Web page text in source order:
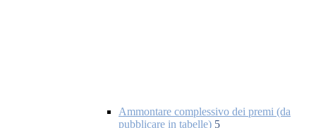
Ammontare complessivo dei premi (da
pubblicare in tabelle) 5